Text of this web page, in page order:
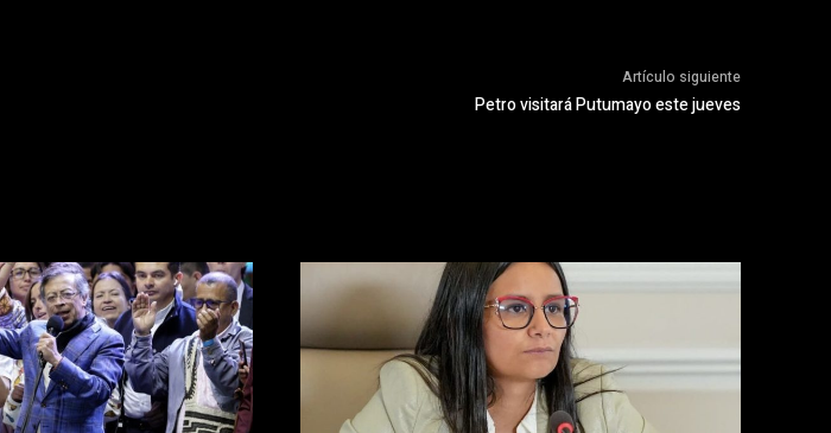
Artículo siguiente
Petro visitará Putumayo este jueves